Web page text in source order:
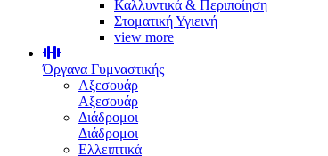
Καλλυντικά & Περιποίηση
Στοματική Υγιεινή
view more
Όργανα Γυμναστικής
Αξεσουάρ
Αξεσουάρ
Διάδρομοι
Διάδρομοι
Ελλειπτικά